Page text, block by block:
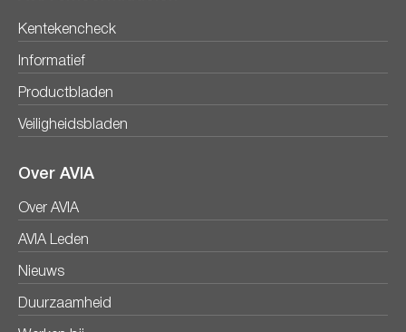
Kentekencheck
Informatief
Productbladen
Veiligheidsbladen
Over AVIA
Over AVIA
AVIA Leden
Nieuws
Duurzaamheid